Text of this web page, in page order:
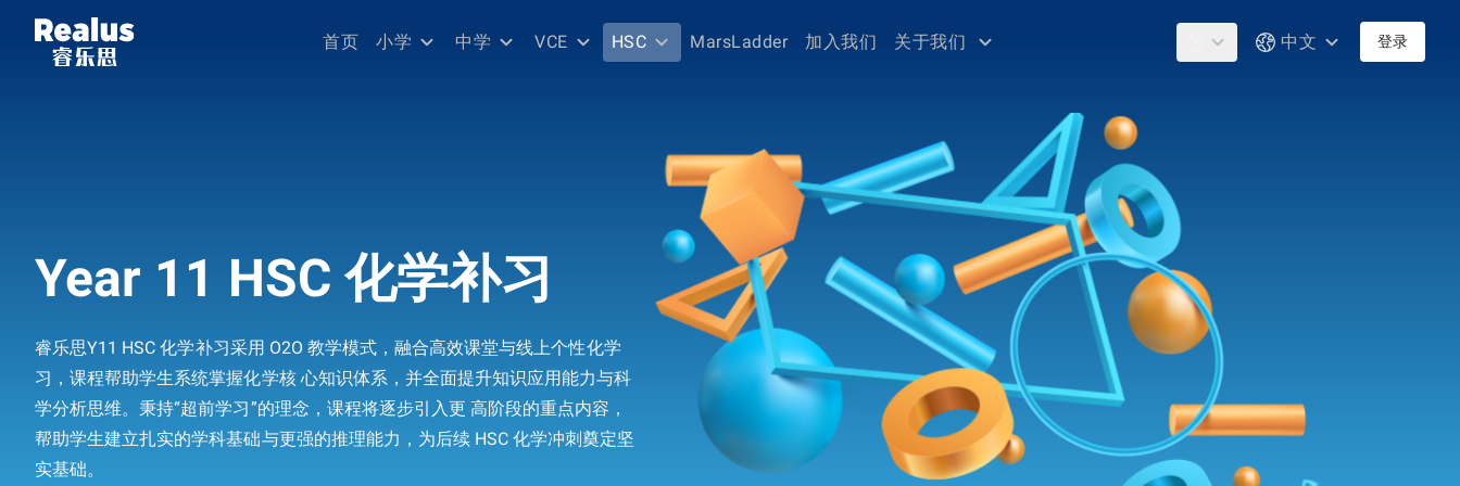
首页 小学 中学 VCE HSC MarsLadder 加入我们 关于我们 中文 登录
Year 11 HSC 化学补习
睿乐思Y11 HSC 化学补习采用 O2O 教学模式，融合高效课堂与线上个性化学
习，课程帮助学生系统掌握化学核 心知识体系，并全面提升知识应用能力与科
学分析思维。秉持“超前学习”的理念，课程将逐步引入更 高阶段的重点内容，
帮助学生建立扎实的学科基础与更强的推理能力，为后续 HSC 化学冲刺奠定坚
实基础。